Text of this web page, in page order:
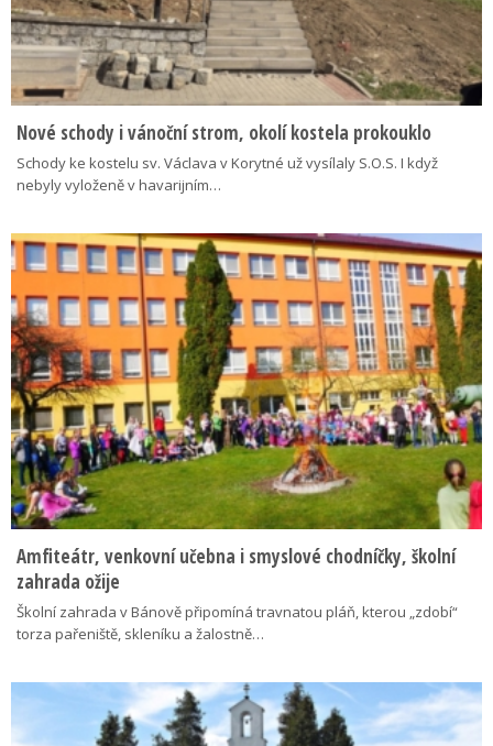
Nové schody i vánoční strom, okolí kostela prokouklo
Schody ke kostelu sv. Václava v Korytné už vysílaly S.O.S. I když
nebyly vyloženě v havarijním…
Amfiteátr, venkovní učebna i smyslové chodníčky, školní
zahrada ožije
Školní zahrada v Bánově připomíná travnatou pláň, kterou „zdobí“
torza pařeniště, skleníku a žalostně…